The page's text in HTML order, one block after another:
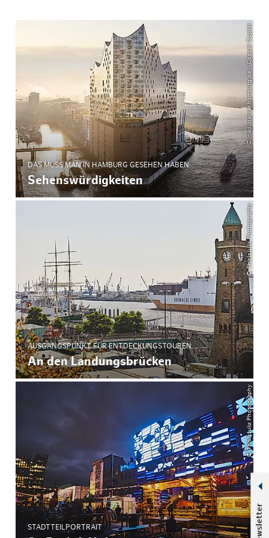
Newsletter
© mediaserver.hamburg.de / Cooper Copter
DAS MUSS MAN IN HAMBURG GESEHEN HABEN
Sehenswürdigkeiten
© ThisIsJulia Photography
AUSGANGSPUNKT FÜR ENTDECKUNGSTOUREN
An den Landungsbrücken
© ThisIsJulia Photography
STADTTEILPORTRAIT